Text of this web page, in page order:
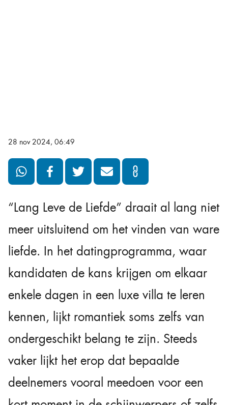
28 nov 2024, 06:49
“Lang Leve de Liefde” draait al lang niet
meer uitsluitend om het vinden van ware
liefde. In het datingprogramma, waar
kandidaten de kans krijgen om elkaar
enkele dagen in een luxe villa te leren
kennen, lijkt romantiek soms zelfs van
ondergeschikt belang te zijn. Steeds
vaker lijkt het erop dat bepaalde
deelnemers vooral meedoen voor een